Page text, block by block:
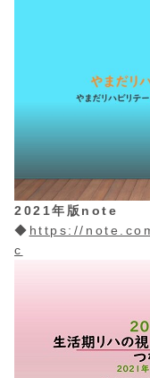
2021年版note
◆ https://
c